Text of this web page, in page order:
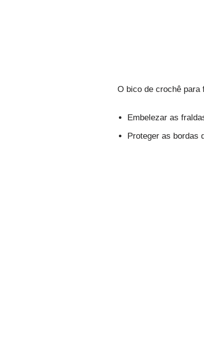
O bico de crochê para
Embelezar as
Proteger as bordas